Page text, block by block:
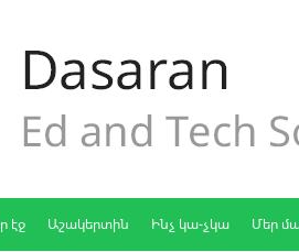
էջ Աշակերտին Ինչ կա-չկա Մեր